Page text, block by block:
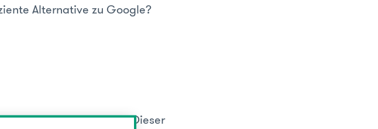
Alternative zu Google?
namens A9. Dieser